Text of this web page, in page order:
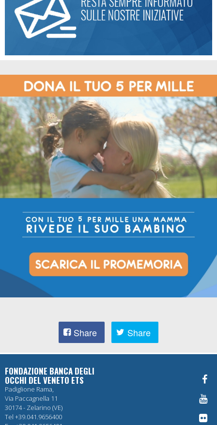
Share Share
FONDAZIONE BANCA DEGLI
OCCHI DEL VENETO ETS
Padiglione Rama,
Via Paccagnella 11
30174 - Zelarino (VE)
Tel +39.041.9656400